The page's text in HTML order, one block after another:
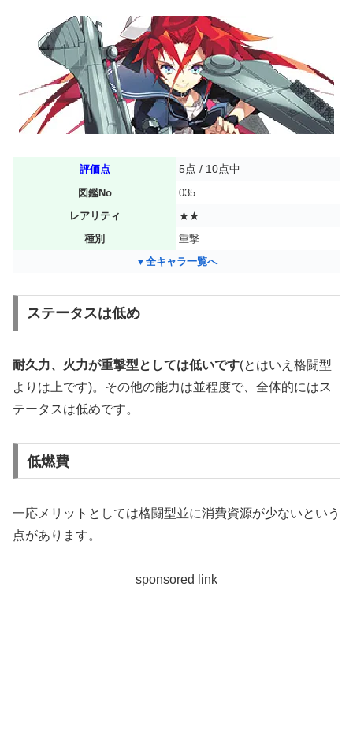
評価点 5点 / 10点中
図鑑No
035
レアリティ
★★
種別
重撃
▼全キャラ一覧へ
ステータスは低め
耐久力、火力が重撃型としては低いです(とはいえ格闘型
よりは上です)。その他の能力は並程度で、全体的にはス
テータスは低めです。
低燃費
一応メリットとしては格闘型並に消費資源が少ないという
点があります。
sponsored link